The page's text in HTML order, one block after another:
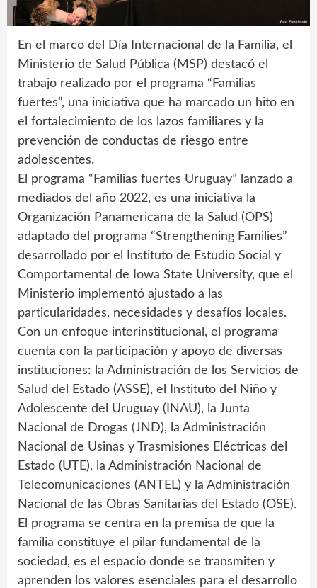
En el marco del Día Internacional de la Familia, el
Ministerio de Salud Pública (MSP) destacó el
trabajo realizado por el programa “Familias
fuertes”, una iniciativa que ha marcado un hito en
el fortalecimiento de los lazos familiares y la
prevención de conductas de riesgo entre
adolescentes.
El programa “Familias fuertes Uruguay” lanzado a
mediados del año 2022, es una iniciativa la
Organización Panamericana de la Salud (OPS)
adaptado del programa “Strengthening Families”
desarrollado por el Instituto de Estudio Social y
Comportamental de Iowa State University, que el
Ministerio implementó ajustado a las
particularidades, necesidades y desafíos locales.
Con un enfoque interinstitucional, el programa
cuenta con la participación y apoyo de diversas
instituciones: la Administración de los Servicios de
Salud del Estado (ASSE), el Instituto del Niño y
Adolescente del Uruguay (INAU), la Junta
Nacional de Drogas (JND), la Administración
Nacional de Usinas y Trasmisiones Eléctricas del
Estado (UTE), la Administración Nacional de
Telecomunicaciones (ANTEL) y la Administración
Nacional de las Obras Sanitarias del Estado (OSE).
El programa se centra en la premisa de que la
familia constituye el pilar fundamental de la
sociedad, es el espacio donde se transmiten y
aprenden los valores esenciales para el desarrollo